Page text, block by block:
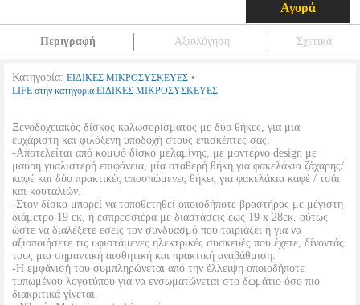
Αγορά
Περιγραφή Αξιολόγηση Σχετικά
Κατηγορία: ΕΙΔΙΚΕΣ ΜΙΚΡΟΣΥΣΚΕΥΕΣ •
LIFE στην κατηγορία ΕΙΔΙΚΕΣ ΜΙΚΡΟΣΥΣΚΕΥΕΣ
Ξενοδοχειακός δίσκος καλωσορίσματος με δύο θήκες, για μια
ευχάριστη και φιλόξενη υποδοχή στους επισκέπτες σας.
-Αποτελείται από κομψό δίσκο μελαμίνης, με μοντέρνο design με
μαύρη γυαλιστερή επιφάνεια, μία σταθερή θήκη για φακελάκια ζάχαρης/
καφέ και δύο πρακτικές αποσπώμενες θήκες για φακελάκια καφέ / τσάι
και κουταλιών.
-Στον δίσκο μπορεί να τοποθετηθεί οποιοδήποτε βραστήρας με μέγιστη
διάμετρο 19 εκ, ή εσπρεσσιέρα με διαστάσεις έως 19 x 28εκ. ούτως
ώστε να διαλέξετε εσείς τον συνδυασμό που ταιριάζει ή για να
αξιοποιήσετε τις υφιστάμενες ηλεκτρικές συσκευές που έχετε, δίνοντάς
τους μια σημαντική αισθητική και πρακτική αναβάθμιση.
-Η εμφάνισή του συμπληρώνεται από την έλλειψη οποιοδήποτε
τυπωμένου λογοτύπου για να ενσωματώνεται στο δωμάτιο όσο πιο
διακριτικά γίνεται.